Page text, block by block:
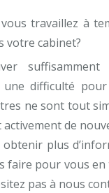
travaillez à
votre cabinet?
difficulté
ne sont tout
activement de
plus
faire pour vous en
pas à nous